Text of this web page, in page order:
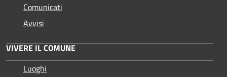
Comunicati
Avvisi
VIVERE IL COMUNE
Luoghi